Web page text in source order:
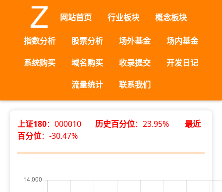
网站首页 行业板块 概念板块
指数分析 股票分析 场外基金
场内基金
系统购买
域名购买 收录提交
开发日记
流量统计
联系我们
上证180：000010 历史百分位：23.95% 最近
百分位：-30.47%